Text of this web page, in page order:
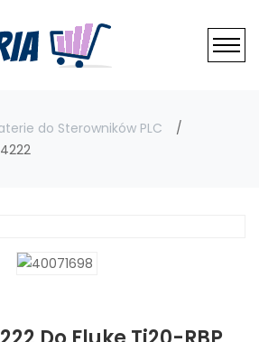
do Sterowników PLC